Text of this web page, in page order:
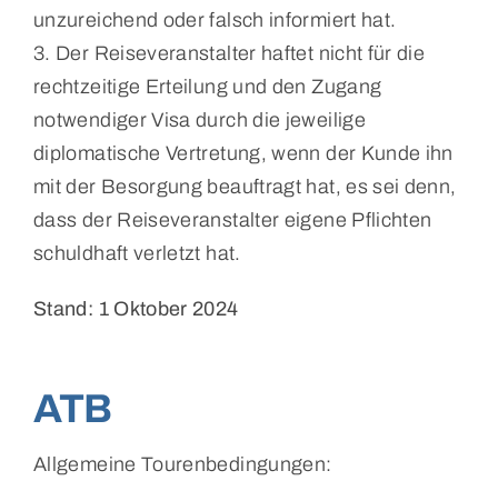
unzureichend oder falsch informiert hat.
3. Der Reiseveranstalter haftet nicht für die
rechtzeitige Erteilung und den Zugang
notwendiger Visa durch die jeweilige
diplomatische Vertretung, wenn der Kunde ihn
mit der Besorgung beauftragt hat, es sei denn,
dass der Reiseveranstalter eigene Pflichten
schuldhaft verletzt hat.
Stand: 1 Oktober 2024
ATB
Allgemeine Tourenbedingungen: